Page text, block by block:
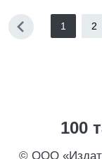
1 2
100
© ООО